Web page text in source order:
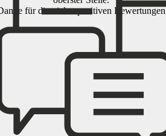
für die vielen positiven Bewertungen